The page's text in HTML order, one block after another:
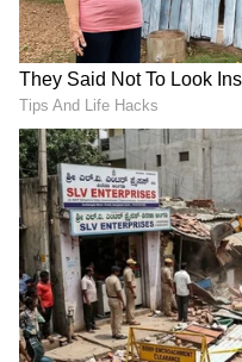
Related Articles
8,000mAh ದೈತ್ಯ ಬ್ಯಾಟರಿ,
ಮಾರುಕಟ್ಟೆಗೆ ಲಗ್ಗೆ ಇಟ್ಟ
ಸ್ಮಾರ್ಟ್‌ಫೋನ್!
Tech info: ಒಂದು
ಬಳಸಬಹುದು? ಹೊಸ ಮೊಬೈಲ್
5 ಲಕ್ಷಣಗಳನ್ನು ಗಮನಿಸಿ!